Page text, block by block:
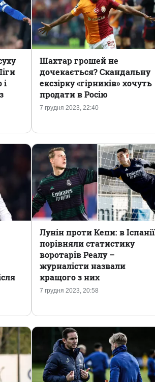
і
7 грудня 2023, 22:40
Шахтар грошей не
дочекається? Скандальну
ексзірку «гірників» хочуть
продати в Росію
7 грудня 2023, 20:58
Лунін проти Кепи: в Іспанії
порівняли статистику
воротарів Реалу –
журналісти назвали
кращого з них